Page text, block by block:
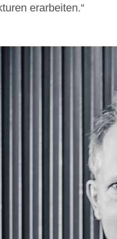
erarbeiten.“